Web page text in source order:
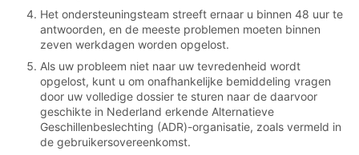
Het ondersteuningsteam streeft ernaar u binnen 48 uur te
antwoorden, en de meeste problemen moeten binnen
zeven werkdagen worden opgelost.
Als uw probleem niet naar uw tevredenheid wordt
opgelost, kunt u om onafhankelijke bemiddeling vragen
door uw volledige dossier te sturen naar de daarvoor
geschikte in Nederland erkende Alternatieve
Geschillenbeslechting (ADR)-organisatie, zoals vermeld in
de gebruikersovereenkomst.